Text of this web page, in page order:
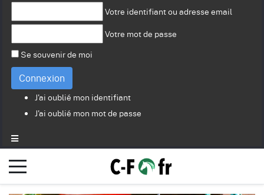
Votre identifiant ou adresse email
Votre mot de passe
Se souvenir de moi
Connexion
J'ai oublié mon identifiant
J'ai oublié mon mot de passe